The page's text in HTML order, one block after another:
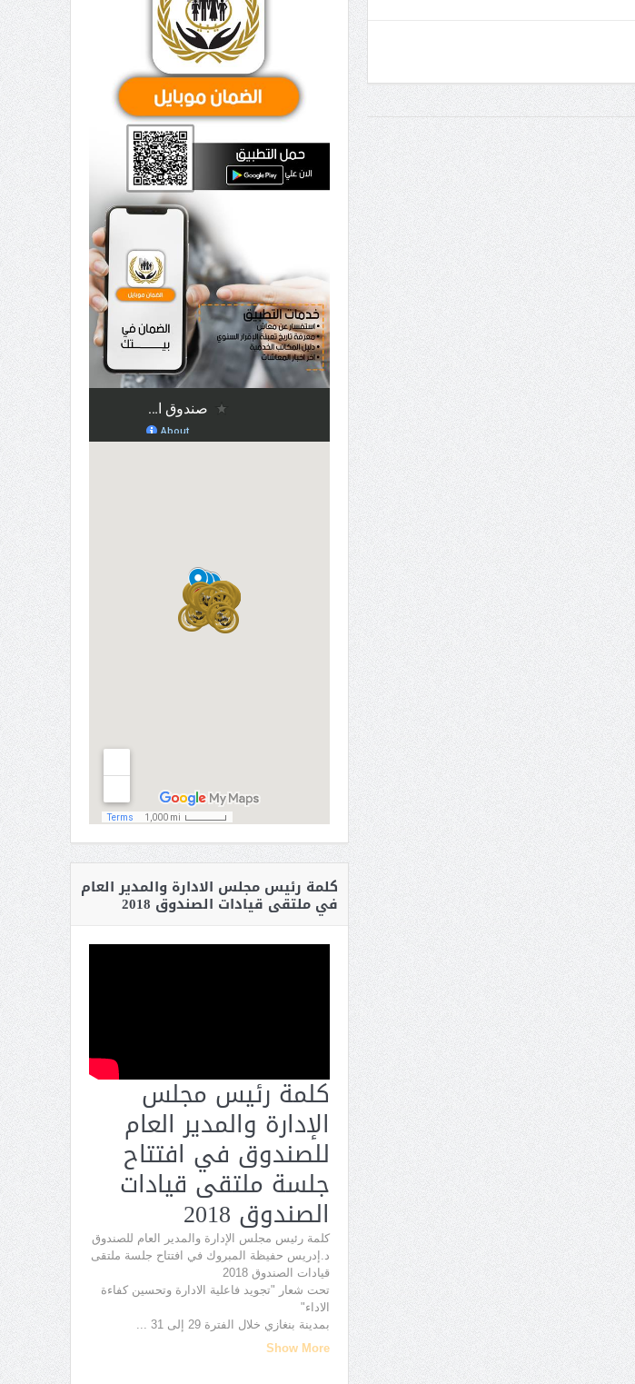
كلمة رئيس مجلس الادارة والمدير العام
في ملتقى قيادات الصندوق 2018
كلمة رئيس مجلس
الإدارة والمدير العام
للصندوق في افتتاح
جلسة ملتقى قيادات
الصندوق 2018
كلمة رئيس مجلس الإدارة والمدير العام للصندوق
د.إدريس حفيظة المبروك في افتتاح جلسة ملتقى
قيادات الصندوق 2018
تحت شعار "تجويد فاعلية الادارة وتحسين كفاءة
الاداء"
بمدينة بنغازي خلال الفترة 29 إلى 31
...
Show More